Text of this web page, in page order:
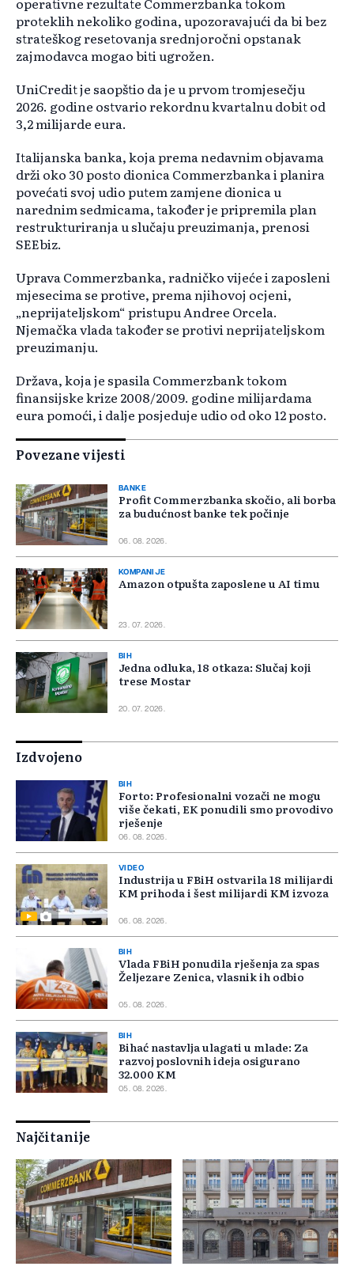
proteklih nekoliko godina, upozoravajući da bi bez
strateškog resetovanja srednjoročni opstanak
zajmodavca mogao biti ugrožen.
UniCredit je saopštio da je u prvom tromjesečju
2026. godine ostvario rekordnu kvartalnu dobit od
3,2 milijarde eura.
Italijanska banka, koja prema nedavnim objavama
drži oko 30 posto dionica Commerzbanka i planira
povećati svoj udio putem zamjene dionica u
narednim sedmicama, također je pripremila plan
restrukturiranja u slučaju preuzimanja, prenosi
SEEbiz.
Uprava Commerzbanka, radničko vijeće i zaposleni
mjesecima se protive, prema njihovoj ocjeni,
„neprijateljskom“ pristupu Andree Orcela.
Njemačka vlada također se protivi neprijateljskom
preuzimanju.
Država, koja je spasila Commerzbank tokom
finansijske krize 2008/2009. godine milijardama
eura pomoći, i dalje posjeduje udio od oko 12 posto.
Povezane vijesti
BANKE
Profit Commerzbanka skočio, ali borba
za budućnost banke tek počinje
06. 08. 2026.
KOMPANIJE
Amazon otpušta zaposlene u AI timu
23. 07. 2026.
BIH
Jedna odluka, 18 otkaza: Slučaj koji
trese Mostar
20. 07. 2026.
Izdvojeno
BIH
Forto: Profesionalni vozači ne mogu
više čekati, EK ponudili smo provodivo
rješenje
06. 08. 2026.
VIDEO
Industrija u FBiH ostvarila 18 milijardi
KM prihoda i šest milijardi KM izvoza
06. 08. 2026.
BIH
Vlada FBiH ponudila rješenja za spas
Željezare Zenica, vlasnik ih odbio
05. 08. 2026.
BIH
Bihać nastavlja ulagati u mlade: Za
razvoj poslovnih ideja osigurano
32.000 KM
05. 08. 2026.
Najčitanije